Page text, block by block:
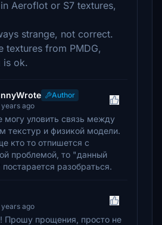
Aeroflot or S7 textures,
strange, not correct.
textures from PMDG,
is ok.
Author
ago
могу уловить связь между
текстур и физикой модели.
кто то отпишется с
проблемой, то "данный
разобраться.
ago
Прошу прощения, просто не